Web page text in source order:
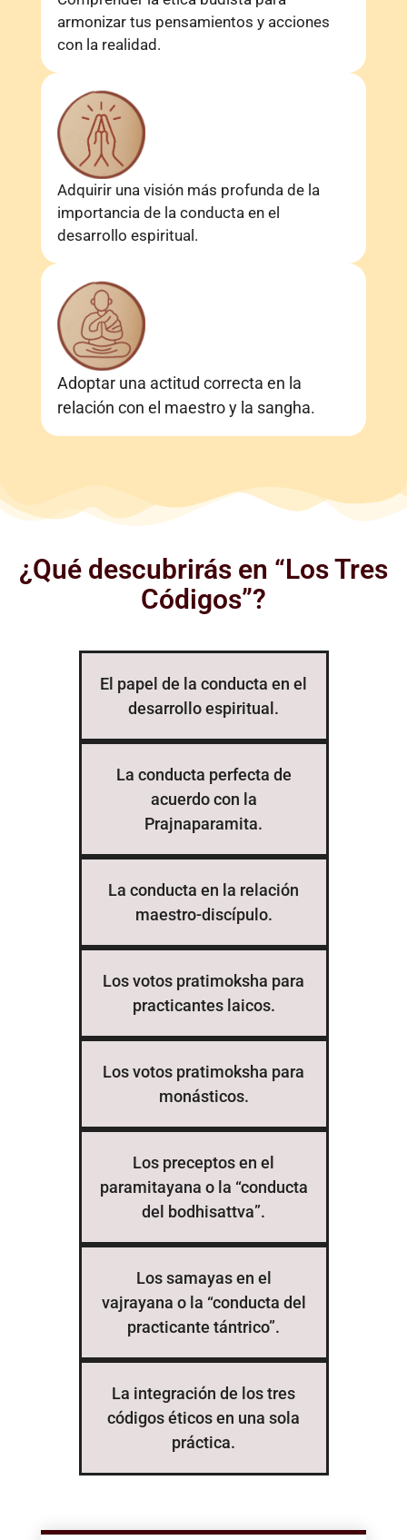
armonizar tus pensamientos y acciones
con la realidad.
Adquirir una visión más profunda de la
importancia de la conducta en el
desarrollo espiritual.
Adoptar una actitud correcta en la
relación con el maestro y la sangha.
¿Qué descubrirás en “Los Tres
Códigos”?
El papel de la conducta en el
desarrollo espiritual.
La conducta perfecta de
acuerdo con la
Prajnaparamita.
La conducta en la relación
maestro-discípulo.
Los votos pratimoksha para
practicantes laicos.
Los votos pratimoksha para
monásticos.
Los preceptos en el
paramitayana o la “conducta
del bodhisattva”.
Los samayas en el
vajrayana o la “conducta del
practicante tántrico”.
La integración de los tres
códigos éticos en una sola
práctica.